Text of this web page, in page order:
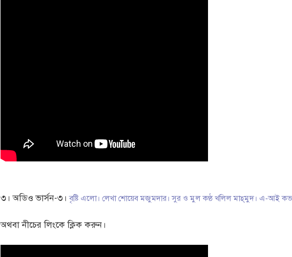
৩। অডিও ভার্সন-৩।বৃষ্টি এলো। লেখা শোয়েব মজুমদার। সুর ও মুল কণ্ঠ খলিল মাহ্‌মুদ। এ-আই
অথবা নীচের লিংকে ক্লিক করুন।